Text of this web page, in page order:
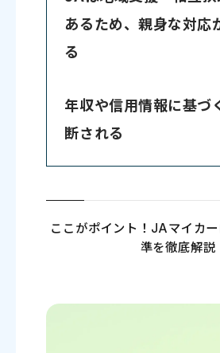
あるため、親身な対応
る
年収や信用情報に基づ
断される
ここがポイント！JAマイカ
準を徹底解説